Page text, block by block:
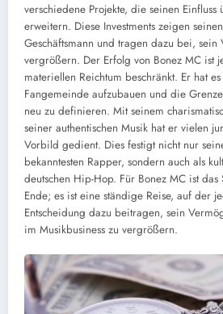
verschiedene Projekte, die seinen
erweitern. Diese Investments zeigen
Geschäftsmann und tragen dazu bei, sein
vergrößern. Der Erfolg von Bonez MC ist
materiellen Reichtum beschränkt. Er hat
Fangemeinde aufzubauen und die
neu zu definieren. Mit seinem
seiner authentischen Musik hat er vielen
Vorbild gedient. Dies festigt nicht nur
bekanntesten Rapper, sondern auch als
deutschen Hip-Hop. Für Bonez MC ist
Ende; es ist eine ständige Reise, auf der
Entscheidung dazu beitragen, sein
im Musikbusiness zu vergrößern.